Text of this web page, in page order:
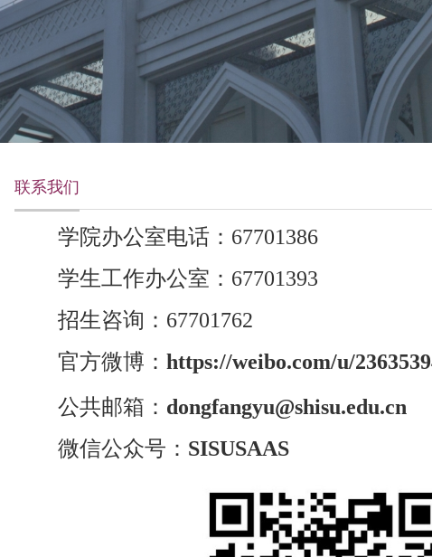
联系我们
学院办公室电话：67701386
学生工作办公室：67701393
招生咨询：67701762
官方微博： https://weibo.com/u/
公共邮箱： dongfangyu@shisu.edu.cn
微信公众号： SISUSAAS